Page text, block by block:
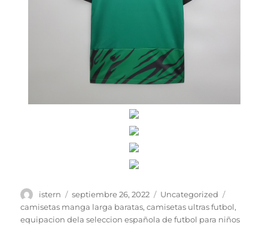
Autor
istern
Publicado
el
septiembre 26, 2022 Categorías
Uncategorized
camisetas manga larga baratas,camisetas ultras futbol,
equipacion dela seleccion española de futbol para niños